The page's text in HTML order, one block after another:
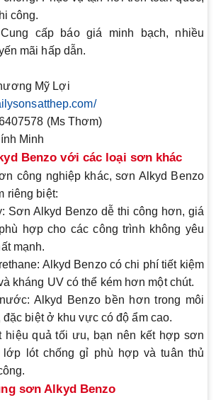
công.
cấp báo giá minh bạch, nhiều
mãi hấp dẫn.
Mỹ Lợi
(Ms Thơm)
Minh
Benzo với các loại sơn khác
công nghiệp khác, sơn Alkyd Benzo
riêng biệt:
: Sơn Alkyd Benzo dễ thi công hơn, giá
hợp cho các công trình không yêu
mạnh.
: Alkyd Benzo có chi phí tiết kiệm
kháng UV có thể kém hơn một chút.
: Alkyd Benzo bền hơn trong môi
biệt ở khu vực có độ ẩm cao.
hiệu quả tối ưu, bạn nên kết hợp sơn
lót chống gỉ phù hợp và tuân thủ
sơn Alkyd Benzo